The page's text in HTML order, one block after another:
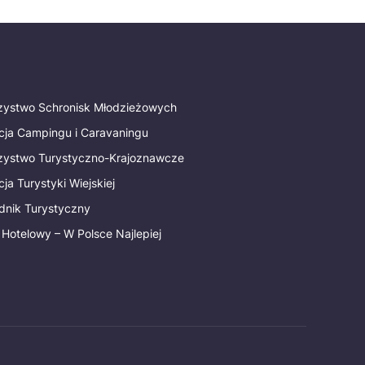
Schronisk Młodzieżowych
Campingu i Caravaningu
Turystyczno-Krajoznawcze
Turystyki Wiejskiej
Turystyczny
– W Polsce Najlepiej